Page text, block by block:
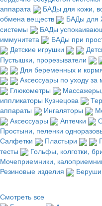
аппарата
БАДы для кожи,
обмена веществ
БАДы для
системы
БАДы
иммунитета
БАДы при
Детские игрушки
Пустышки, прорезыватели
Для беременных и
Аксессуары по уходу
Глюкометры
иппликаторы Кузнецова
аппараты
Ингаляторы
Аксессуары
Аптечки
Простыни, пеленки
Салфетки
Пластыри
тесты
Гольфы, колготки,
Мочеприемники,
Резиновые изделия
Беруши
Смотреть все